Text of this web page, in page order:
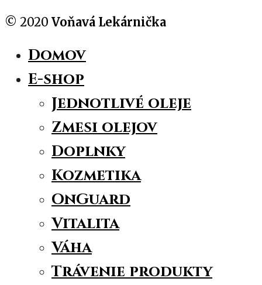
© 2020 Voňavá Lekárnička
Domov
E-shop
Jednotlivé oleje
Zmesi olejov
Doplnky
Kozmetika
OnGuard
Vitalita
Váha
Trávenie produkty